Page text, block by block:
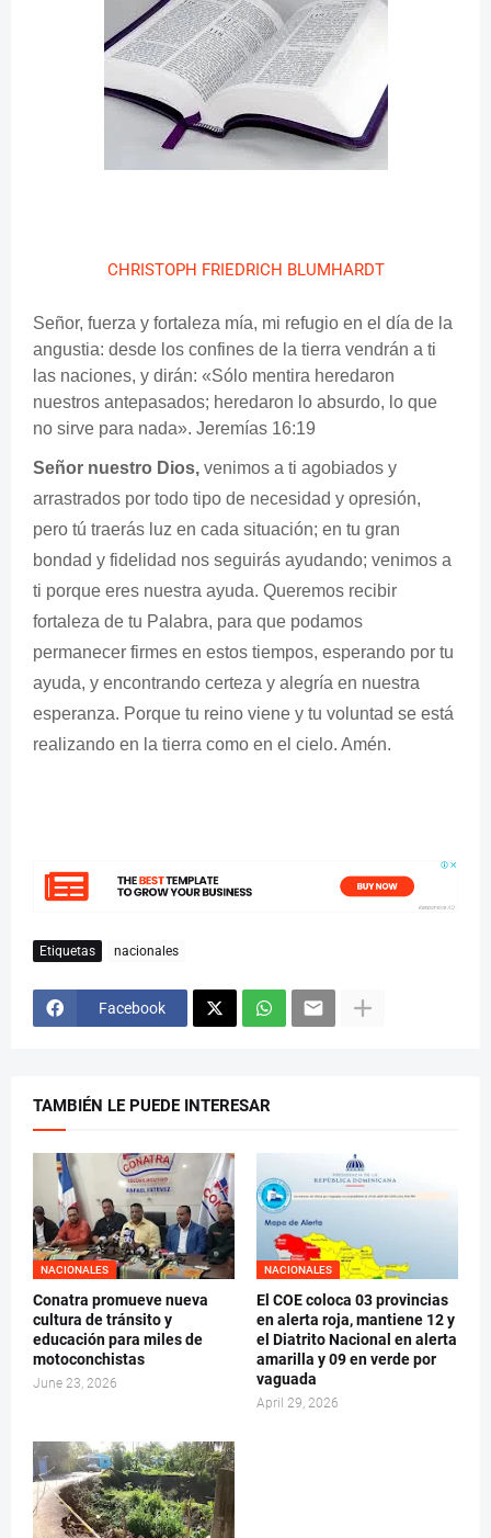
CHRISTOPH FRIEDRICH BLUMHARDT
Señor, fuerza y fortaleza mía, mi refugio en el día de la
angustia: desde los confines de la tierra vendrán a ti
las naciones, y dirán: «Sólo mentira heredaron
nuestros antepasados; heredaron lo absurdo, lo que
no sirve para nada». Jeremías 16:19
Señor nuestro Dios, venimos a ti agobiados y
arrastrados por todo tipo de necesidad y opresión,
pero tú traerás luz en cada situación; en tu gran
bondad y fidelidad nos seguirás ayudando; venimos a
ti porque eres nuestra ayuda. Queremos recibir
fortaleza de tu Palabra, para que podamos
permanecer firmes en estos tiempos, esperando por tu
ayuda, y encontrando certeza y alegría en nuestra
esperanza. Porque tu reino viene y tu voluntad se está
realizando en la tierra como en el cielo. Amén.
Etiquetas nacionales
Facebook
TAMBIÉN LE PUEDE INTERESAR
NACIONALES
Conatra promueve nueva
cultura de tránsito y
educación para miles de
motoconchistas
June 23, 2026
NACIONALES
El COE coloca 03 provincias
en alerta roja, mantiene 12 y
el Diatrito Nacional en alerta
amarilla y 09 en verde por
vaguada
April 29, 2026